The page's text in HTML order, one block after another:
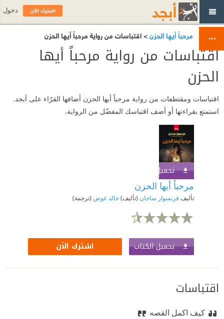
مرحباً أيها الحزن> اقتباسات من رواية مرحباً أيها الحزن
اقتباسات من رواية مرحباً أيها
الحزن
اقتباسات ومقتطفات من رواية مرحباً أيها الحزن أضافها القرّاء على أبجد.
استمتع بقراءتها أو أضف اقتباسك المفضّل من الرواية.
تحميل الكتاب
مرحباً أيها الحزن
تأليف فرنسواز ساجان (تأليف)خالد عوض (ترجمة)
تحميل الكتاب اشترك الآن
اقتباسات
كيف اكمل القصه
اشترك الآن دخول